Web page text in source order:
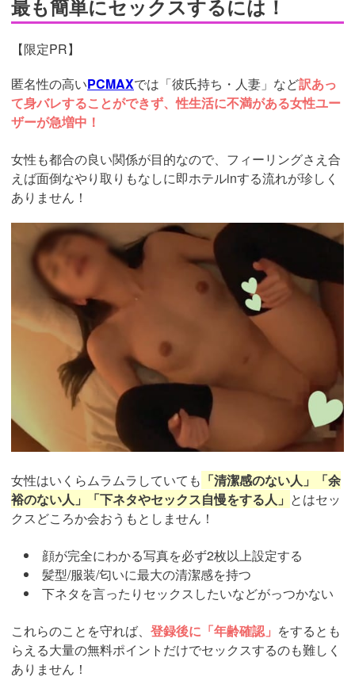
最も簡単にセックスするには！
【限定PR】
匿名性の高いPCMAXでは「彼氏持ち・人妻」など訳あっ
て身バレすることができず、性生活に不満がある女性ユー
ザーが急増中！
女性も都合の良い関係が目的なので、フィーリングさえ合
えば面倒なやり取りもなしに即ホテルinする流れが珍しく
ありません！
https://pcmax.jp/lp/?
ad_id=rm327007
女性はいくらムラムラしていても 「清潔感のない人」「余
裕のない人」「下ネタやセックス自慢をする人」 とはセッ
クスどころか会おうもとしません！
顔が完全にわかる写真を必ず2枚以上設定する
髪型/服装/匂いに最大の清潔感を持つ
下ネタを言ったりセックスしたいなどがっつかない
これらのことを守れば、 登録後に「年齢確認」 をするとも
らえる大量の無料ポイントだけでセックスするのも難しく
ありません！